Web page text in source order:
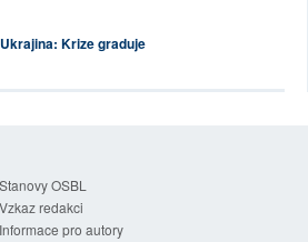
Ukrajina: Krize graduje
Stanovy OSBL
Vzkaz redakci
Informace pro autory